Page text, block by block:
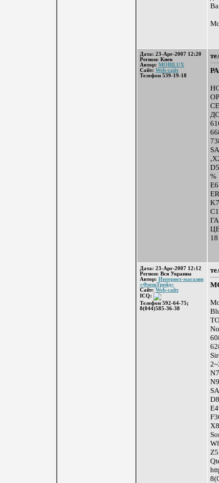
Дата: 23-Apr-2007 12:20
Регион: Киев
Автор: MOBILUX
Сайт: Web-сайт
Телефон 539-19-18
18
Дата: 23-Apr-2007 12:12
Регион: Вся Украина
Автор: Интернет-магазин
«ФлешТрейд»
Сайт: Web-сайт
ICQ:
Телефон 592-64-75;
8(044)585-36-38